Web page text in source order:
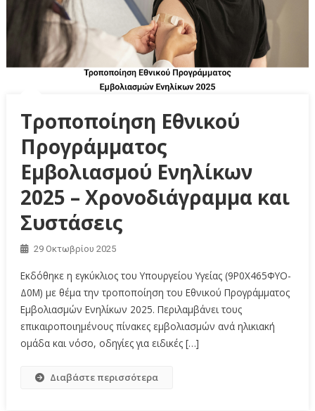
Τροποποίηση Εθνικού
Προγράμματος
Εμβολιασμού Ενηλίκων
2025 – Χρονοδιάγραμμα και
Συστάσεις
29 Οκτωβρίου 2025
Εκδόθηκε η εγκύκλιος του Υπουργείου Υγείας (9Ρ0Χ465ΦΥΟ-
Δ0Μ) με θέμα την τροποποίηση του Εθνικού Προγράμματος
Εμβολιασμών Ενηλίκων 2025. Περιλαμβάνει τους
επικαιροποιημένους πίνακες εμβολιασμών ανά ηλικιακή
ομάδα και νόσο, οδηγίες για ειδικές […]
Διαβάστε περισσότερα